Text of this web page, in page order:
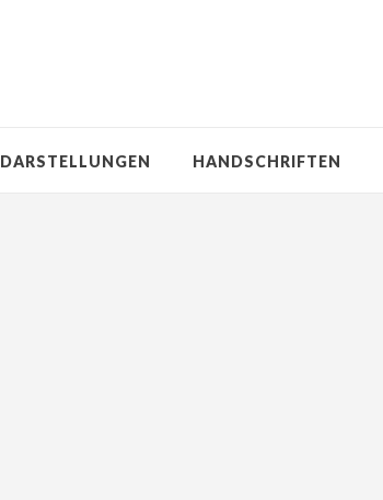
DARSTELLUNGEN HANDSCHRIFTEN